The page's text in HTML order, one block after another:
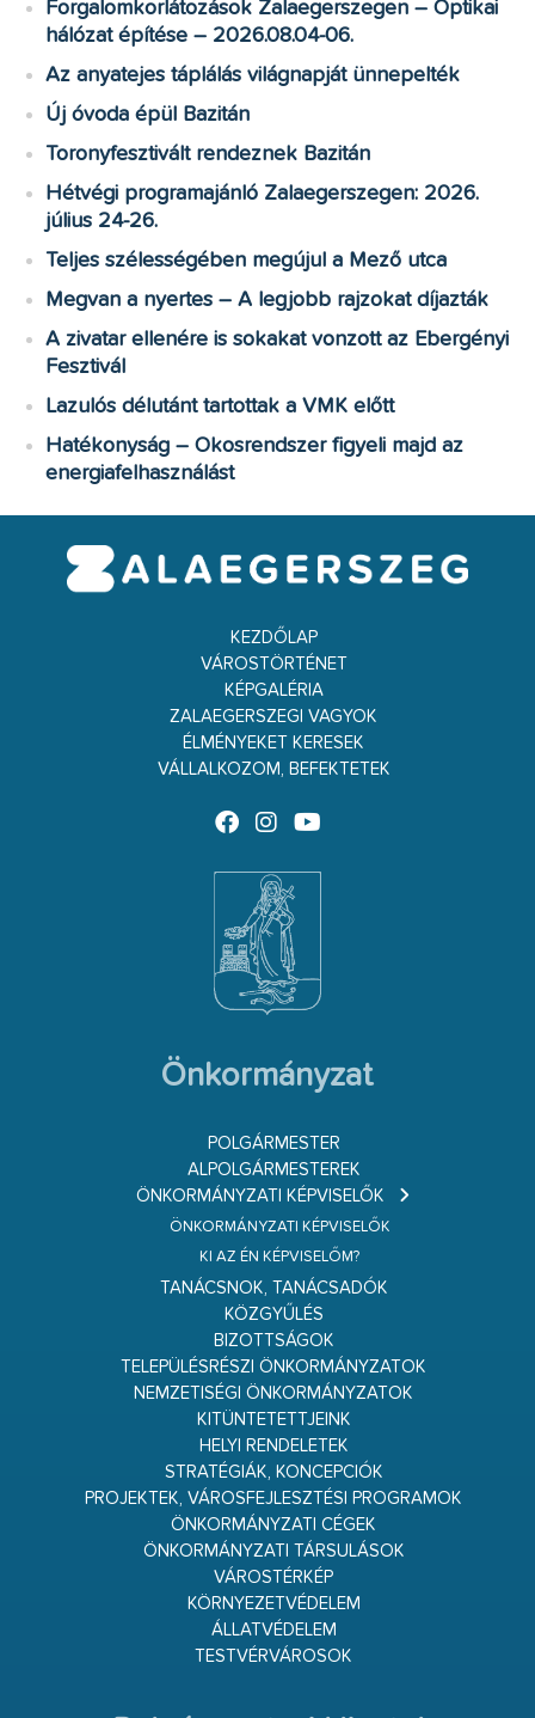
Forgalomkorlátozások Zalaegerszegen – Optikai
hálózat építése – 2026.08.04-06.
Az anyatejes táplálás világnapját ünnepelték
Új óvoda épül Bazitán
Toronyfesztivált rendeznek Bazitán
Hétvégi programajánló Zalaegerszegen: 2026.
július 24-26.
Teljes szélességében megújul a Mező utca
Megvan a nyertes – A legjobb rajzokat díjazták
A zivatar ellenére is sokakat vonzott az Ebergényi
Fesztivál
Lazulós délutánt tartottak a VMK előtt
Hatékonyság – Okosrendszer figyeli majd az
energiafelhasználást
KEZDŐLAP
VÁROSTÖRTÉNET
KÉPGALÉRIA
ZALAEGERSZEGI VAGYOK
ÉLMÉNYEKET KERESEK
VÁLLALKOZOM, BEFEKTETEK
Önkormányzat
POLGÁRMESTER
ALPOLGÁRMESTEREK
ÖNKORMÁNYZATI KÉPVISELŐK
ÖNKORMÁNYZATI KÉPVISELŐK
KI AZ ÉN KÉPVISELŐM?
TANÁCSNOK, TANÁCSADÓK
KÖZGYŰLÉS
BIZOTTSÁGOK
TELEPÜLÉSRÉSZI ÖNKORMÁNYZATOK
NEMZETISÉGI ÖNKORMÁNYZATOK
KITÜNTETETTJEINK
HELYI RENDELETEK
STRATÉGIÁK, KONCEPCIÓK
PROJEKTEK, VÁROSFEJLESZTÉSI PROGRAMOK
ÖNKORMÁNYZATI CÉGEK
ÖNKORMÁNYZATI TÁRSULÁSOK
VÁROSTÉRKÉP
KÖRNYEZETVÉDELEM
ÁLLATVÉDELEM
TESTVÉRVÁROSOK